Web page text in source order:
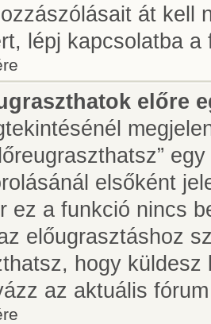
át kell
lépj kapcsolatba
előre
elsőként
ez a funkció nincs
előugrasztáshoz
hogy
az aktuális